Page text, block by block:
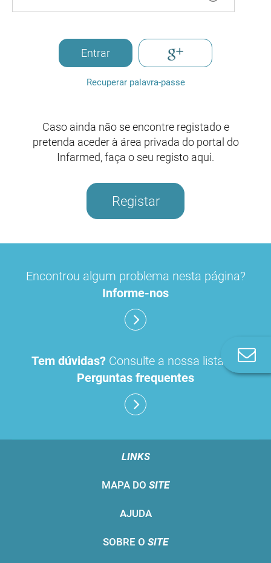
Entrar
Recuperar palavra-passe
Caso ainda não se encontre registado e
pretenda aceder à área privada do portal do
Infarmed, faça o seu registo aqui.
Registar
Encontrou algum problema nesta página?
Informe-nos
Tem dúvidas? Consulte a nossa lista de
Perguntas frequentes
LINKS
MAPA DO SITE
AJUDA
SOBRE O SITE